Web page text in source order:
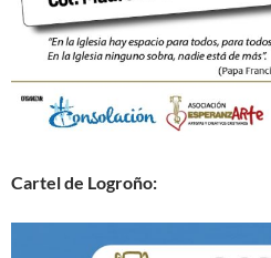
Cartel de Logroño: